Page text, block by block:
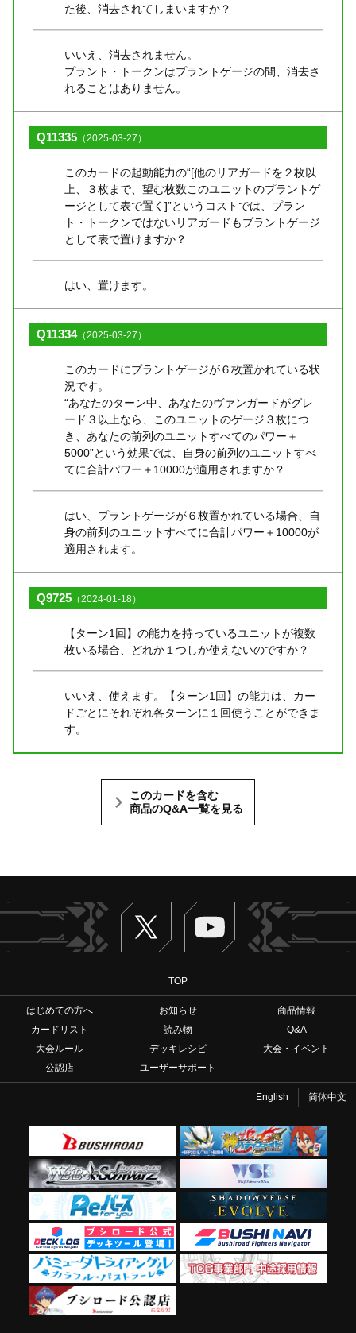
た後、消去されてしまいますか？
いいえ、消去されません。
プラント・トークンはプラントゲージの間、消去さ
れることはありません。
Q11335 （2025-03-27）
このカードの起動能力の“[他のリアガードを２枚以
上、３枚まで、望む枚数このユニットのプラントゲ
ージとして表で置く]”というコストでは、プラン
ト・トークンではないリアガードもプラントゲージ
として表で置けますか？
はい、置けます。
Q11334（2025-03-27）
このカードにプラントゲージが６枚置かれている状
況です。
“あなたのターン中、あなたのヴァンガードがグレ
ード３以上なら、このユニットのゲージ３枚につ
き、あなたの前列のユニットすべてのパワー＋
5000”という効果では、自身の前列のユニットすべ
てに合計パワー＋10000が適用されますか？
はい、プラントゲージが６枚置かれている場合、自
身の前列のユニットすべてに合計パワー＋10000が
適用されます。
Q9725 （2024-01-18）
【ターン1回】の能力を持っているユニットが複数
枚いる場合、どれか１つしか使えないのですか？
いいえ、使えます。【ターン1回】の能力は、カー
ドごとにそれぞれ各ターンに１回使うことができま
す。
このカードを含む
商品のQ&A一覧を見る
Twitter ヴァンガードch
TOP
はじめての方へ お知らせ
商品情報
カードリスト
読み物
Q&A
大会ルール
デッキレシピ
大会・イベント
公認店
ユーザーサポート
English 简体中文